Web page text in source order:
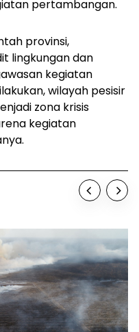
pertambangan.
provinsi,
lingkungan dan
kegiatan
wilayah pesisir
zona krisis
kegiatan